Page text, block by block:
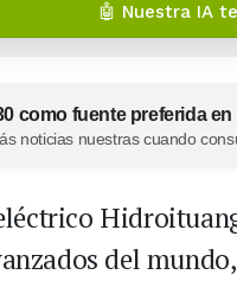
🤖 Nuestra IA
como fuente preferida en
noticias nuestras cuando
del